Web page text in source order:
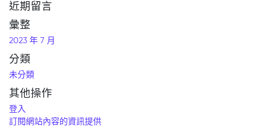
近期留言
彙整
2023 年 7 月
分類
未分類
其他操作
登入
訂閱網站內容的資訊提供